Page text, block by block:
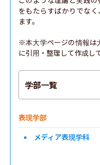
をもたらすばかりでな
ます。
※本大学ページの情報は
に引用・整理して作成し
学部一覧
表現学部
メディア表現学科